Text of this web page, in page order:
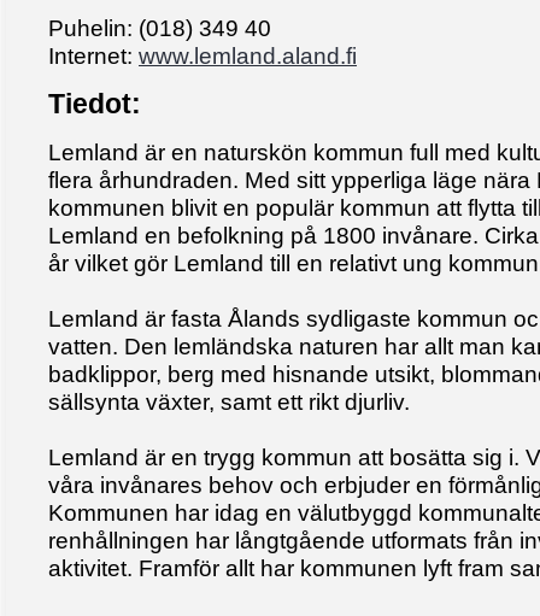
Puhelin: (018) 349 40
Internet: www.lemland.aland.fi
Tiedot:
Lemland är en naturskön kommun full med
flera århundraden. Med sitt ypperliga läge nära
kommunen blivit en populär kommun att flytta
Lemland en befolkning på 1800 invånare.
år vilket gör Lemland till en relativt ung
Lemland är fasta Ålands sydligaste kommun
vatten. Den lemländska naturen har allt man
badklippor, berg med hisnande utsikt,
sällsynta växter, samt ett rikt djurliv.
Lemland är en trygg kommun att bosätta sig i.
våra invånares behov och erbjuder en
Kommunen har idag en välutbyggd
renhållningen har långtgående utformats från
aktivitet. Framför allt har kommunen lyft fram